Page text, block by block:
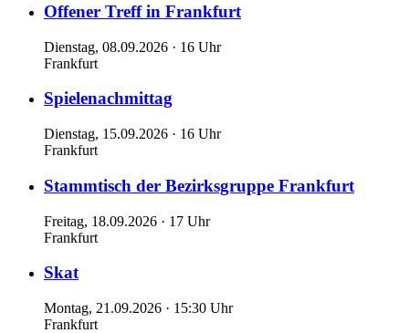
Offener Treff in Frankfurt
Dienstag, 08.09.2026 · 16 Uhr
Frankfurt
Spielenachmittag
Dienstag, 15.09.2026 · 16 Uhr
Frankfurt
Stammtisch der Bezirksgruppe Frankfurt
Freitag, 18.09.2026 · 17 Uhr
Frankfurt
Skat
Montag, 21.09.2026 · 15:30 Uhr
Frankfurt